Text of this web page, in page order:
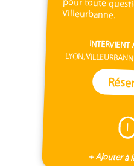
Villeurbanne.
INTERVIENT
LYON,
I
+ Ajouter à